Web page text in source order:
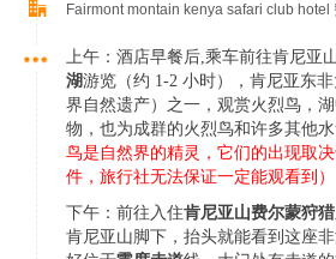
Fairmont montain kenya safari club hotel
上午：酒店早餐后,乘车前往肯尼亚山
湖游览（约 1-2 小时），肯尼亚东
界自然遗产）之一， 观赏火烈鸟，
物，也为成群的火烈鸟和许多其他水
鸟是自然界的精灵，它们的出现取
件，旅行社无法保证一定能观看到）
下午：前往入住肯尼亚山费尔蒙狩
肯尼亚山脚下，抬头就能看到这座